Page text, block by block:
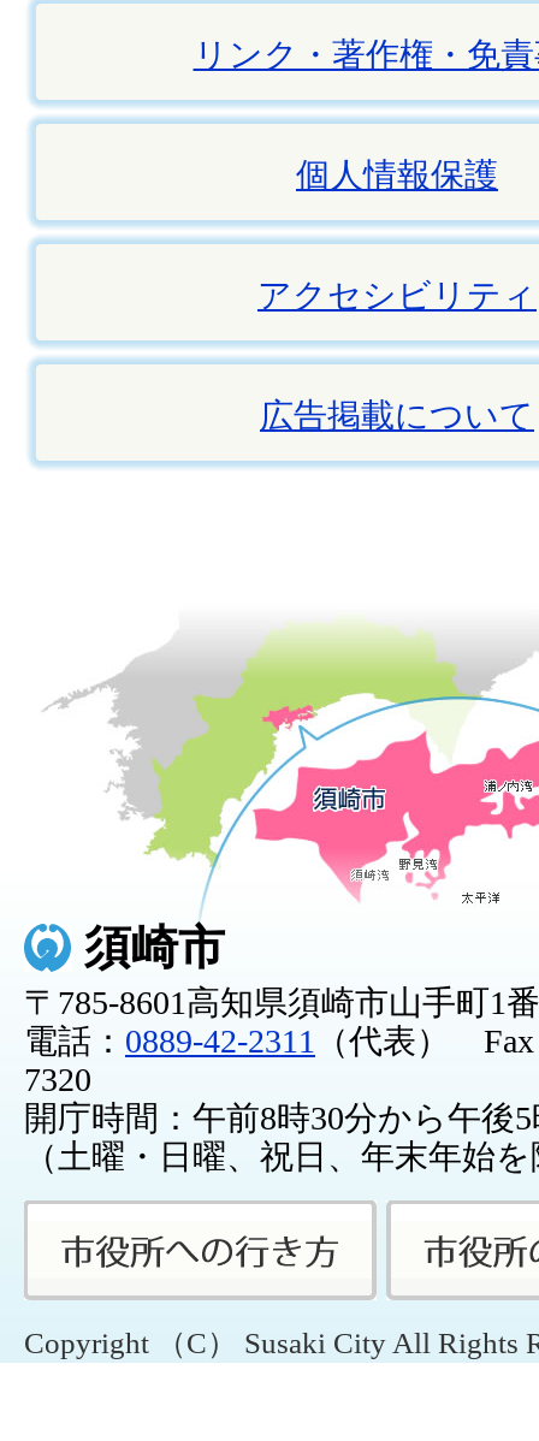
リンク・著作権・免
個人情報保護
アクセシビリティ
広告掲載について
須崎市
〒785-8601高知県須崎市山手町1
電話： 0889-42-2311
（代表） Fax
7320
開庁時間：午前8時30分から午後
（土曜・日曜、祝日、年末年始
Copyright （C） Susaki City All Rights